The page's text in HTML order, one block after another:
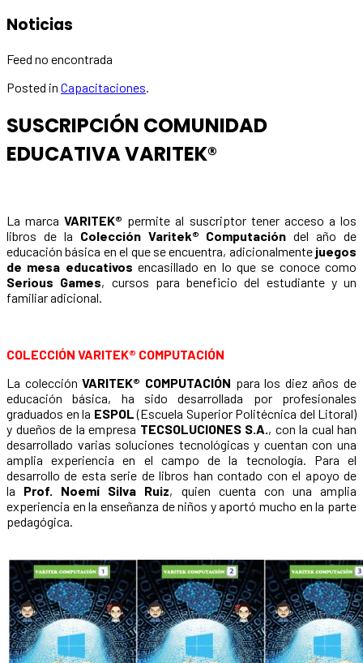
Noticias
Feed no encontrada
Posted in Capacitaciones.
SUSCRIPCIÓN COMUNIDAD
EDUCATIVA VARITEK®
La marcaVARITEK® permite al suscriptor tener acceso a los
libros de la Colección Varitek® Computación del año de
educación básica en el que se encuentra, adicionalmente juegos
de mesa educativos encasillado en lo que se conoce como
Serious Games, cursos para beneficio del estudiante y un
familiar adicional.
COLECCIÓN VARITEK® COMPUTACIÓN
La colecciónVARITEK® COMPUTACIÓN para los diez años de
educación básica, ha sido desarrollada por profesionales
graduados en la ESPOL (Escuela Superior Politécnica del Litoral)
y dueños de la empresa TECSOLUCIONES S.A., con la cual han
desarrollado varias soluciones tecnológicas y cuentan con una
amplia experiencia en el campo de la tecnología. Para el
desarrollo de esta serie de libros han contado con el apoyo de
la Prof. Noemí Silva Ruiz, quien cuenta con una amplia
experiencia en la enseñanza de niños y aportó mucho en la parte
pedagógica.